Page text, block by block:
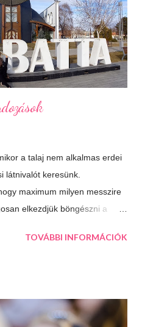
kell mit hozzáfűzni...
rakd velük tele te is a
hangulatot teremtenek.
túrós, lekváro...
a talaj nem alkalmas erdei
látnivalót keresünk.
maximum milyen messzire
elkezdjük böngészni a
következő úticélként
és kincsekben,
TOVÁBBI INFORMÁCIÓK